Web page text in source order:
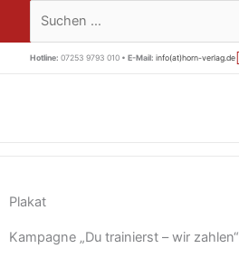
springen
Suchen …
Hotline: 07253 9793 010 • E-Mail: info(at)horn-verlag.de
Plakat
Kampagne „Du trainierst – wir zahlen“